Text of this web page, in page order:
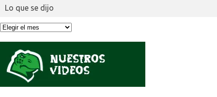
Lo que se dijo
Lo